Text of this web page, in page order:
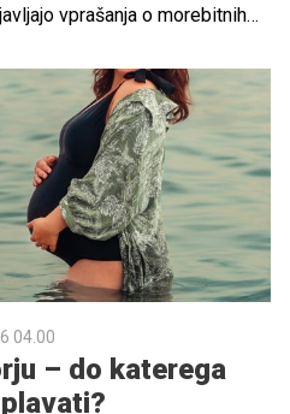
vprašanja o morebitnih
ali se nosečnice
ter na kaj morajo biti
04.00
– do katerega